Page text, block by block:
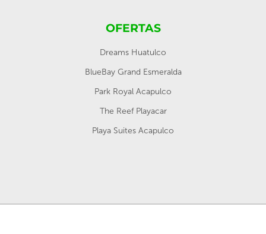
OFERTAS
Dreams Huatulco
BlueBay Grand Esmeralda
Park Royal Acapulco
The Reef Playacar
Playa Suites Acapulco